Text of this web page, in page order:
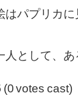
はパプリカ
人として、
(0 votes cast)